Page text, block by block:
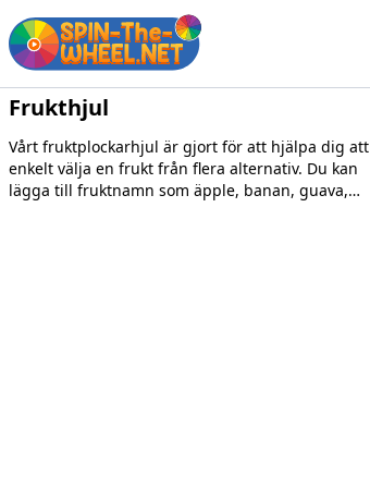
Frukthjul
Vårt fruktplockarhjul är gjort för att hjälpa dig att
enkelt välja en frukt från flera alternativ. Du kan
lägga till fruktnamn som äpple, banan, guava,